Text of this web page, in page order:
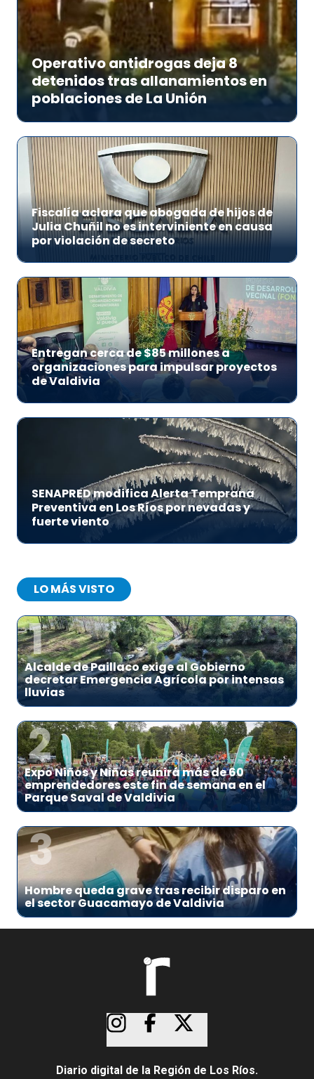
Operativo antidrogas deja 8
detenidos tras allanamientos en
poblaciones de La Unión
Fiscalía aclara que abogada de hijos de
Julia Chuñil no es interviniente en causa
por violación de secreto
Entregan cerca de $85 millones a
organizaciones para impulsar proyectos
de Valdivia
SENAPRED modifica Alerta Temprana
Preventiva en Los Ríos por nevadas y
fuerte viento
LO MÁS VISTO
1
Alcalde de Paillaco exige al Gobierno
decretar Emergencia Agrícola por intensas
lluvias
2
Expo Niños y Niñas reunirá más de 60
emprendedores este fin de semana en el
Parque Saval de Valdivia
3
Hombre queda grave tras recibir disparo en
el sector Guacamayo de Valdivia
Diario digital de la Región de Los Ríos.